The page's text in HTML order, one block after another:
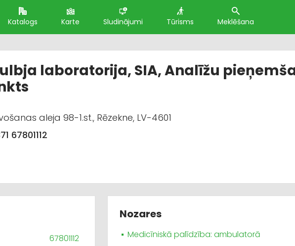
Katalogs Karte Sludinājumi Tūrisms Meklēšana
laboratorija, SIA, Analīžu
aleja 98-1.st., Rēzekne, LV-4601
67801112
67801112
Nozares
Medicīniskā palīdzība: ambulatorā